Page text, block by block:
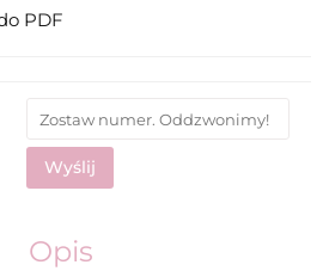
PDF
Wyślij
Opis